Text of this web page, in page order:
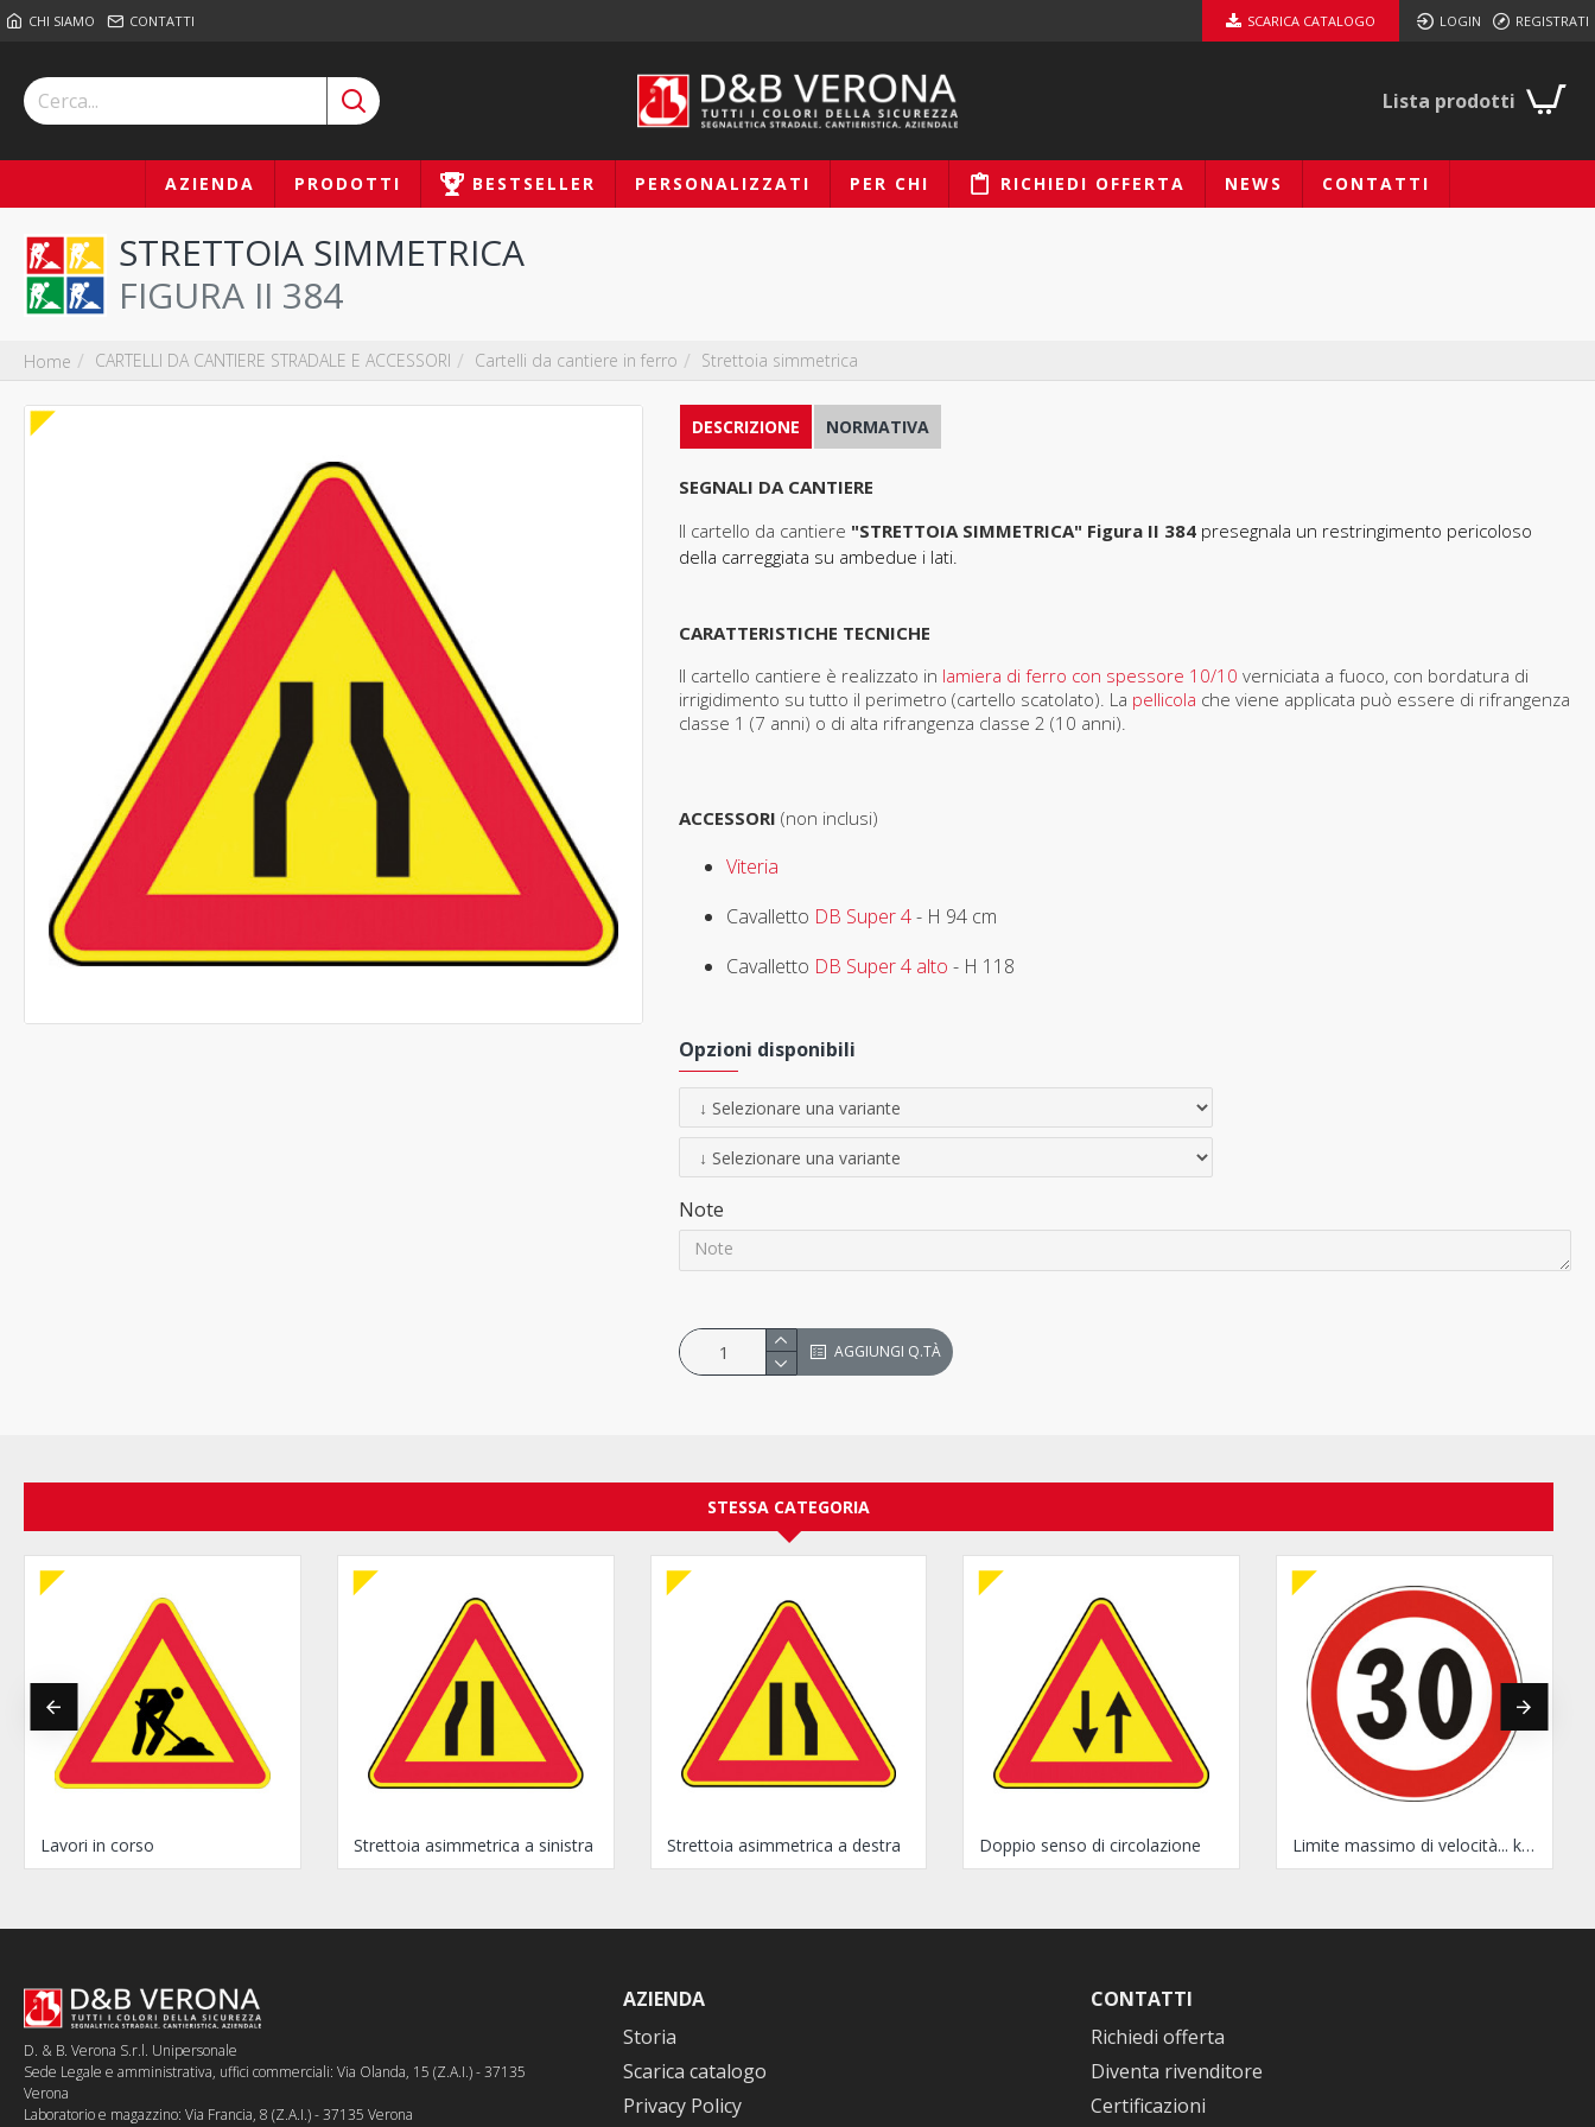
CHI SIAMO CONTATTI SCARICA CATALOGO LOGIN REGISTRATI
Lista prodotti
AZIENDA PRODOTTI BESTSELLER PERSONALIZZATI PER CHI RICHIEDI OFFERTA NEWS CONTATTI
Home CARTELLI DA CANTIERE STRADALE E ACCESSORI Cartelli da cantiere in ferro Strettoia simmetrica
STRETTOIA SIMMETRICA
FIGURA II 384
DESCRIZIONE NORMATIVA
SEGNALI DA CANTIERE
Il cartello da cantiere "STRETTOIA SIMMETRICA" Figura II 384 presegnala un restringimento pericoloso
della carreggiata su ambedue i lati.
CARATTERISTICHE TECNICHE
Il cartello cantiere è realizzato in lamiera di ferro con spessore 10/10 verniciata a fuoco, con bordatura di
irrigidimento su tutto il perimetro (cartello scatolato). La pellicola che viene applicata può essere di rifrangenza
classe 1 (7 anni) o di alta rifrangenza classe 2 (10 anni).
ACCESSORI (non inclusi)
Viteria
Cavalletto DB Super 4- H 94 cm
Cavalletto DB Super 4 alto - H 118
Opzioni disponibili
Note
AGGIUNGI Q.TÀ
STESSA CATEGORIA
Lavori in corso Strettoia asimmetrica a sinistra Strettoia asimmetrica a destra Doppio senso di circolazione Limite massimo di velocità... km/h
D. & B. Verona S.r.l. Unipersonale
Sede Legale e amministrativa, uffici commerciali: Via Olanda, 15 (Z.A.I.) - 37135
Verona
Laboratorio e magazzino: Via Francia, 8 (Z.A.I.) - 37135 Verona
AZIENDA
Storia
Scarica catalogo
Privacy Policy
CONTATTI
Richiedi offerta
Diventa rivenditore
Certificazioni